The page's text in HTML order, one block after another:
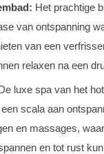
Het prachtige
van ontspanning
van een
relaxen na een
luxe spa van het
scala aan
en massages,
en tot rust